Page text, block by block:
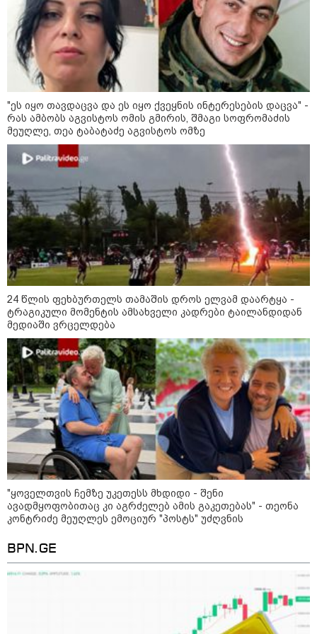
"ეს იყო თავდაცვა და ეს იყო
ქვეყნის ინტერესების დაცვა" - რას
ამბობს აგვისტოს ომის გმირის,
შმაგი სოფრომაძის მეუღლე, თეა
ტაბატაძე აგვისტოს ომზე
24 წლის ფეხბურთელს თამაშის
დროს ელვამ დაარტყა -
ტრაგიკული მომენტის ამსახველი
კადრები ტაილანდიდან მედიაში
ვრცელდება
"ყოველთვის ჩემზე უკეთესს
მხდიდი - შენი ავადმყოფობითაც
კი აგრძელებ ამის გაკეთებას" -
თეონა კონტრიძე მეუღლეს
ემოციურ "პოსტს" უძღვნის
პოლიციამ ,,გლოვოს” კურიერზე
მათ შორის 2 არასრულწლოვანი
დააკავა - შსს ინფორმაციას
ავრცელებს
პოლიტიკა
"ეს იყო თავდაცვა და ეს იყო ქვეყნის ინტერესების დაცვა" -
რას ამბობს აგვისტოს ომის გმირის, შმაგი სოფრომაძის
მეუღლე, თეა ტაბატაძე აგვისტოს ომზე
24 წლის ფეხბურთელს თამაშის დროს ელვამ დაარტყა -
ტრაგიკული მომენტის ამსახველი კადრები ტაილანდიდან
მედიაში ვრცელდება
"ყოველთვის ჩემზე უკეთესს მხდიდი - შენი
ავადმყოფობითაც კი აგრძელებ ამის გაკეთებას" - თეონა
კონტრიძე მეუღლეს ემოციურ "პოსტს" უძღვნის
BPN.GE